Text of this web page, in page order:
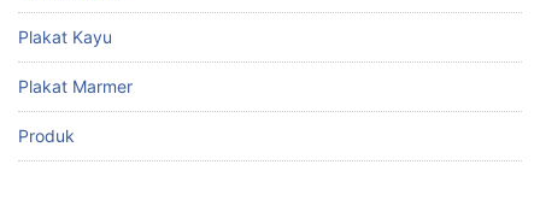
Plakat Kayu
Plakat Marmer
Produk